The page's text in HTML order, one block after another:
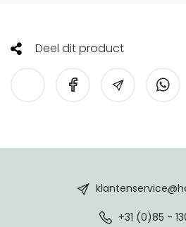
Deel dit product
+31 (0)85 -